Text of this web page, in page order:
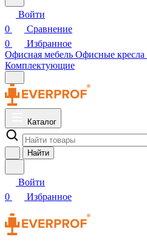
Войти
0
Сравнение
0
Избранное
Офисная мебель Офисные кресла
Комплектующие
Каталог
Найти
Войти
0
Избранное